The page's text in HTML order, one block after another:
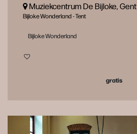
Muziekcentrum De Bijloke, Gent
Bijloke Wonderland - Tent
Bijloke Wonderland
gratis